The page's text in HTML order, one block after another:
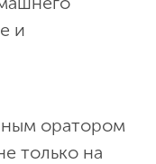
и
оратором
только на